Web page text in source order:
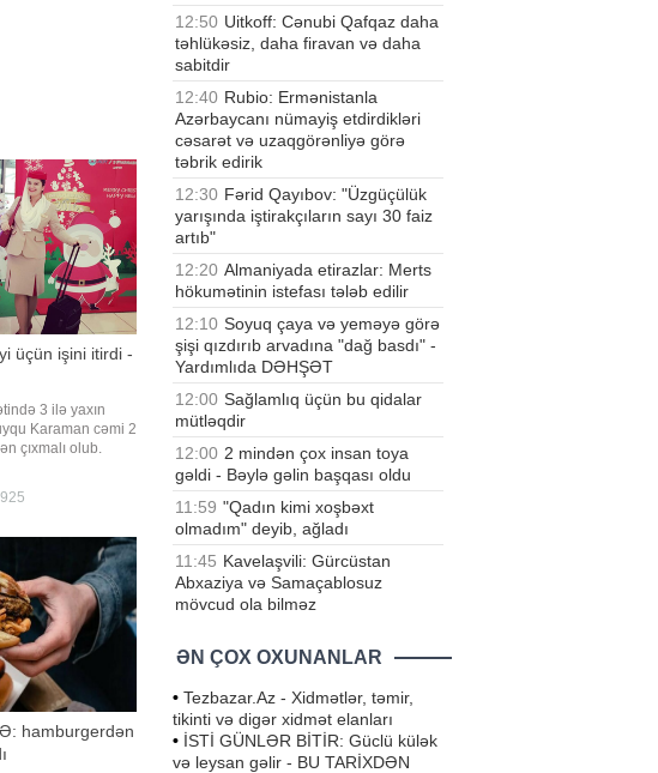
üçün işini itirdi -
3 ilə yaxın
Karaman cəmi 2
çıxmalı olub.
biri onun
rəhbərliyə
hamburgerdən
12:50 Uitkoff: Cənubi Qafqaz daha
təhlükəsiz, daha firavan və daha
sabitdir
12:40 Rubio: Ermənistanla
Azərbaycanı nümayiş etdirdikləri
cəsarət və uzaqgörənliyə görə
təbrik edirik
12:30 Fərid Qayıbov: "Üzgüçülük
yarışında iştirakçıların sayı 30 faiz
artıb"
12:20 Almaniyada etirazlar: Merts
hökumətinin istefası tələb edilir
12:10 Soyuq çaya və yeməyə görə
şişi qızdırıb arvadına "dağ basdı" -
Yardımlıda DƏHŞƏT
12:00 Sağlamlıq üçün bu qidalar
mütləqdir
12:00 2 mindən çox insan toya
gəldi - Bəylə gəlin başqası oldu
11:59 "Qadın kimi xoşbəxt
olmadım" deyib, ağladı
11:45 Kavelaşvili: Gürcüstan
Abxaziya və Samaçablosuz
mövcud ola bilməz
ƏN ÇOX OXUNANLAR
• Tezbazar.Az - Xidmətlər, təmir,
tikinti və digər xidmət elanları
• İSTİ GÜNLƏR BİTİR: Güclü külək
və leysan gəlir - BU TARİXDƏN